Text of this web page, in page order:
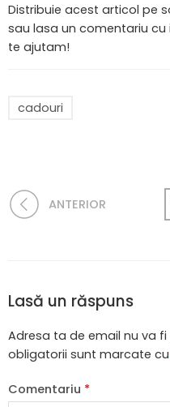
Distribuie acest articol pe
sau lasa un comentariu
te ajutam!
cadouri
ANTERIOR
Lasă un răspuns
Adresa ta de email nu va
obligatorii sunt marcate cu
Comentariu *